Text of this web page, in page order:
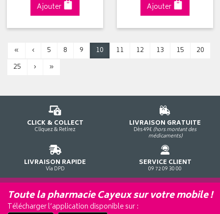
Ajouter Ajouter
« ‹ 5 8 9 10 11 12 13 15
20
25
› »
CLICK & COLLECT
Cliquez & Retirez
LIVRAISON GRATUITE
Dès 49€ (hors montant des
médicaments)
LIVRAISON RAPIDE
Via DPD
SERVICE CLIENT
09 72 09 30 00
Toute la pharmacie Cayeux sur votre mobile !
Télécharger l’application disponible sur :